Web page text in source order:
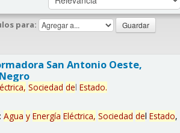
para:
San Antonio Oeste,
Sociedad del Estado.
Agua y Energía Eléctrica, Sociedad del Estado,